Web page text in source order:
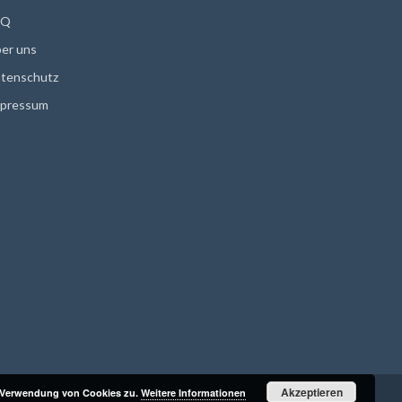
uns
von Cookies zu.Weitere Informationen Akzeptieren